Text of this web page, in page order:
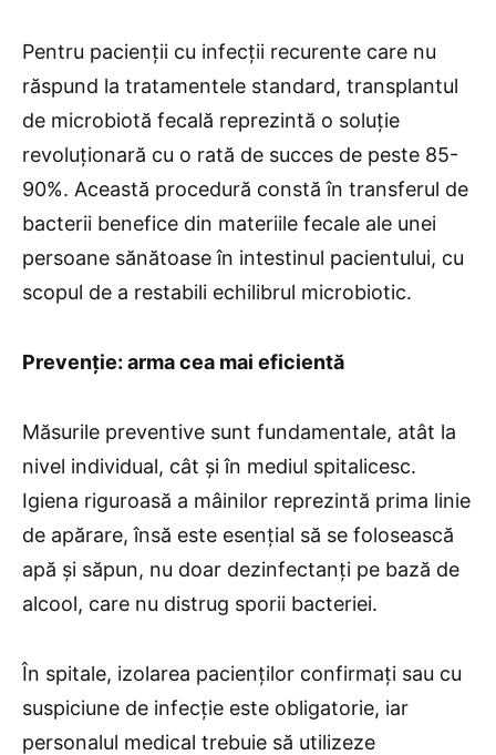
Pentru pacienții cu infecții recurente care nu
răspund la tratamentele standard, transplantul
de microbiotă fecală reprezintă o soluție
revoluționară cu o rată de succes de peste 85-
90%. Această procedură constă în transferul de
bacterii benefice din materiile fecale ale unei
persoane sănătoase în intestinul pacientului, cu
scopul de a restabili echilibrul microbiotic.
Prevenție: arma cea mai eficientă
Măsurile preventive sunt fundamentale, atât la
nivel individual, cât și în mediul spitalicesc.
Igiena riguroasă a mâinilor reprezintă prima linie
de apărare, însă este esențial să se folosească
apă și săpun, nu doar dezinfectanți pe bază de
alcool, care nu distrug sporii bacteriei.
În spitale, izolarea pacienților confirmați sau cu
suspiciune de infecție este obligatorie, iar
personalul medical trebuie să utilizeze